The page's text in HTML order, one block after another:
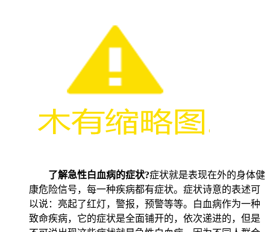
了解急性白血病的症状?症状就是表现在外的身体健
康危险信号，每一种疾病都有症状。症状诗意的表述可
以说：亮起了红灯，警报，预警等等。白血病作为一种
致命疾病，它的症状是全面铺开的，依次递进的，但是